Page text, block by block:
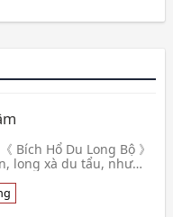
Bích Hổ Du Long Bộ 》
long xà du tẩu, như
hợp ma sủng: Cự
Xà, Thanh Điện Trùng